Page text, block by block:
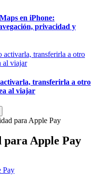
en iPhone:
privacidad y
transferirla a otro
al viajar
para Apple Pay
para Apple Pay